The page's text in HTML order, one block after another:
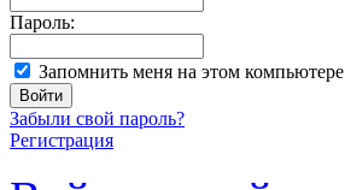
Пароль:
Запомнить меня на этом компьютере
Забыли свой пароль?
Регистрация